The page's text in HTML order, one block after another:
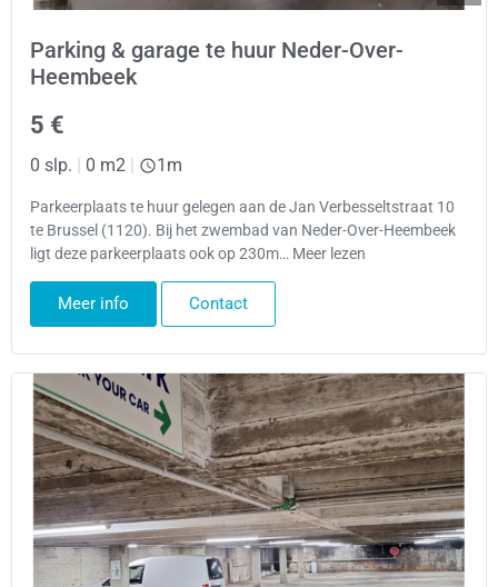
Parking & garage te huur Neder-Over-
Heembeek
5 €
0 slp. | 0 m2 | 1m
Parkeerplaats te huur gelegen aan de Jan Verbesseltstraat 10
te Brussel (1120). Bij het zwembad van Neder-Over-Heembeek
ligt deze parkeerplaats ook op 230m… Meer lezen
Meer info Contact